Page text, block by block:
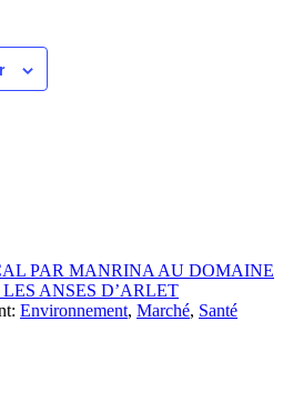
PAR MANRINA AU DOMAINE
ANSES D’ARLET
Environnement, Marché, Santé